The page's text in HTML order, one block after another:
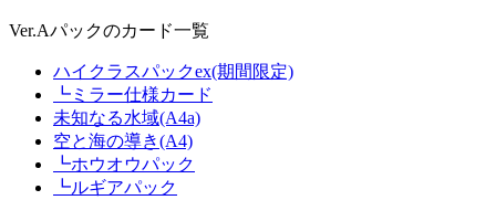
Ver.Aパックのカード一覧
ハイクラスパックex(期間限定)
┗ミラー仕様カード
未知なる水域(A4a)
空と海の導き(A4)
┗ホウオウパック
┗ルギアパック